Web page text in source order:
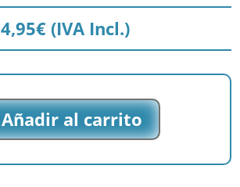
4,95€ (IVA Incl.)
Añadir al carrito